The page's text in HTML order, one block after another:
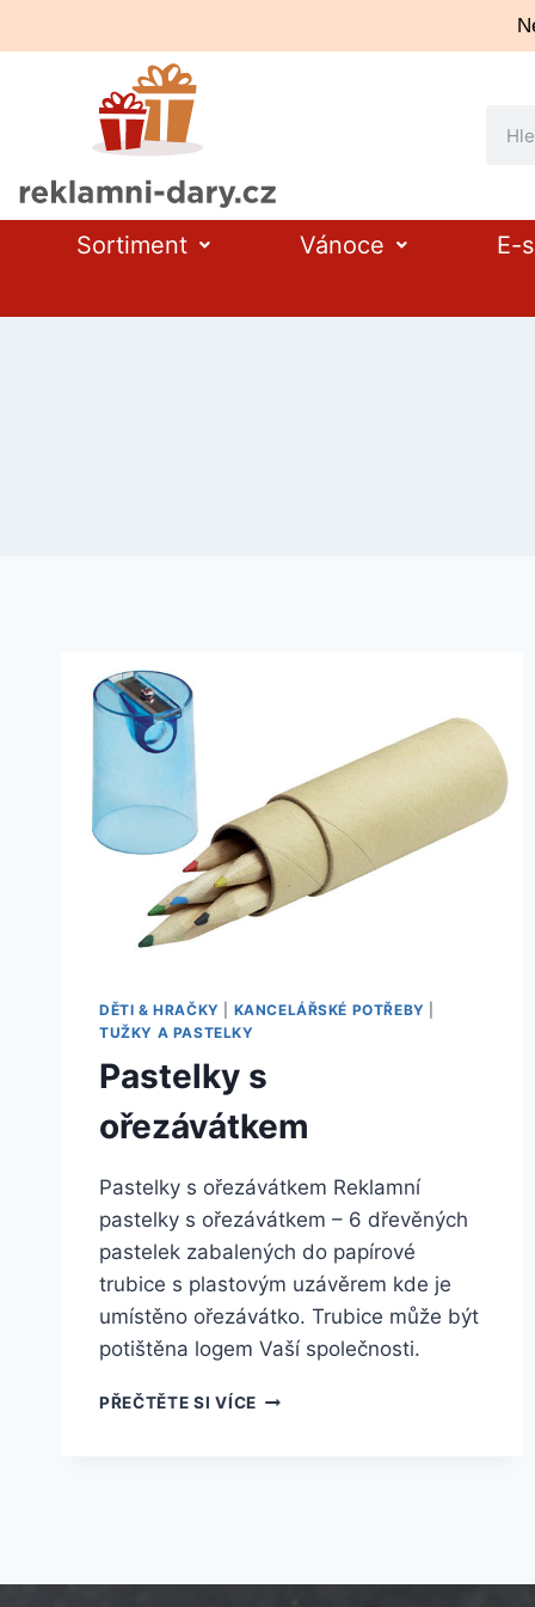
Sortiment Vánoce E-
DĚTI & HRAČKY KANCELÁŘSKÉ POTŘEBY
TUŽKY A PASTELKY
Pastelky s
ořezávátkem
Pastelky s ořezávátkem Reklamní
pastelky s ořezávátkem – 6 dřevěných
pastelek zabalených do papírové
trubice s plastovým uzávěrem kde je
umístěno ořezávátko. Trubice může být
potištěna logem Vaší společnosti.
PŘEČTĚTE SI VÍCE